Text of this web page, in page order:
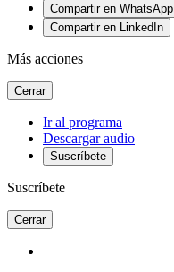
Compartir en WhatsApp
Compartir en LinkedIn
Más acciones
Cerrar
Ir al programa
Descargar audio
Suscríbete
Suscríbete
Cerrar